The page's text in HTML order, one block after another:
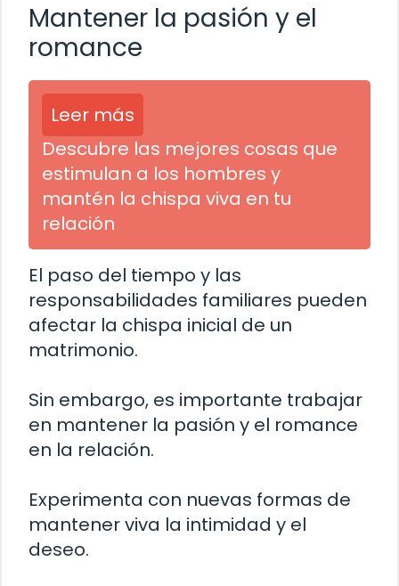
Mantener la pasión y el
romance
Leer más
Descubre las mejores cosas que
estimulan a los hombres y
mantén la chispa viva en tu
relación
El paso del tiempo y las
responsabilidades familiares pueden
afectar la chispa inicial de un
matrimonio.
Sin embargo, es importante trabajar
en mantener la pasión y el romance
en la relación.
Experimenta con nuevas formas de
mantener viva la intimidad y el
deseo.